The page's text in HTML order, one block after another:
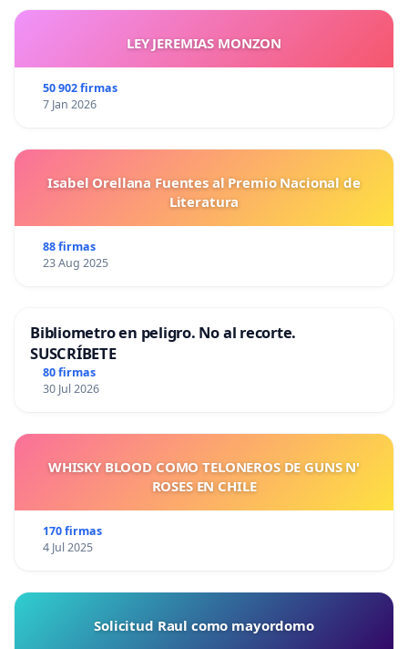
LEY JEREMIAS MONZON
50 902 firmas
7 Jan 2026
Isabel Orellana Fuentes al Premio Nacional de
Literatura
88 firmas
23 Aug 2025
Bibliometro en peligro. No al recorte.
SUSCRÍBETE
80 firmas
30 Jul 2026
WHISKY BLOOD COMO TELONEROS DE GUNS N'
ROSES EN CHILE
170 firmas
4 Jul 2025
Solicitud Raul como mayordomo